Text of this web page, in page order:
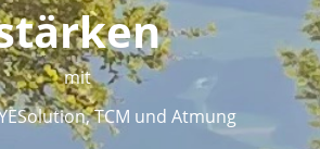
mit
TCM und Atmung